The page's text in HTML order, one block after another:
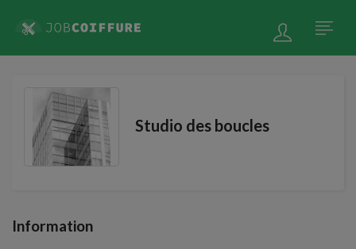
Studio des boucles
Information